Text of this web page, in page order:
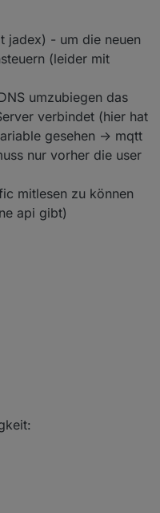
jadex) - um die neuen
(leider mit
umzubiegen das
verbindet (hier hat
gesehen -> mqtt
nur vorher die user
mitlesen zu können
api gibt)